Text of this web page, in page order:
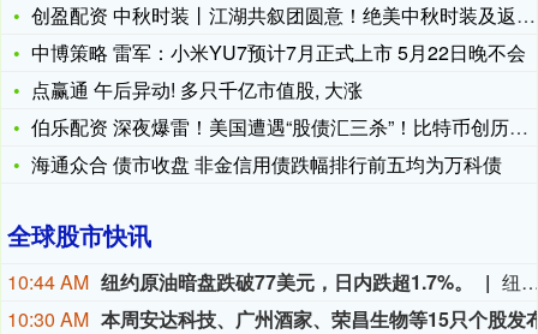
创盈配资 中秋时装丨江湖共叙团圆意！绝美中秋时装及返场经典坐
中博策略 雷军：小米YU7预计7月正式上市 5月22日晚不会
点赢通 午后异动! 多只千亿市值股, 大涨
伯乐配资 深夜爆雷！美国遭遇“股债汇三杀”！比特币创历史新高
海通众合 债市收盘 非金信用债跌幅排行前五均为万科债
全球股市快讯
10:44 AM 纽约原油暗盘跌破77美元，日内跌超1.7%。
纽约原油暗盘跌破77美元
10:30 AM